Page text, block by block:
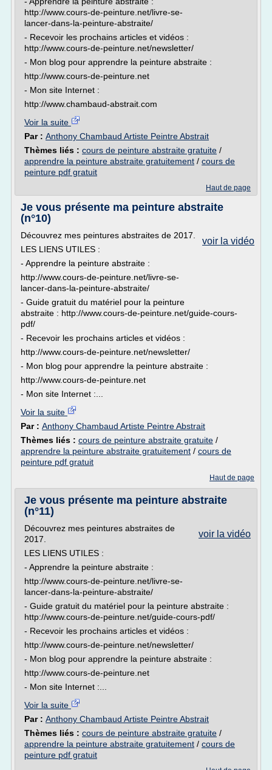
http://www.cours-de-peinture.net/livre-se-
lancer-dans-la-peinture-abstraite/
- Recevoir les prochains articles et vidéos :
http://www.cours-de-peinture.net/newsletter/
- Mon blog pour apprendre la peinture abstraite :
http://www.cours-de-peinture.net
- Mon site Internet :
http://www.chambaud-abstrait.com
Voir la suite
Par : Anthony Chambaud Artiste Peintre Abstrait
Thèmes liés : cours de peinture abstraite gratuite /
apprendre la peinture abstraite gratuitement / cours de
peinture pdf gratuit
Haut de page
Je vous présente ma peinture abstraite
(n°10)
voir la vidéo
Découvrez mes peintures abstraites de 2017.
LES LIENS UTILES :
- Apprendre la peinture abstraite :
http://www.cours-de-peinture.net/livre-se-
lancer-dans-la-peinture-abstraite/
- Guide gratuit du matériel pour la peinture
abstraite : http://www.cours-de-peinture.net/guide-cours-
pdf/
- Recevoir les prochains articles et vidéos :
http://www.cours-de-peinture.net/newsletter/
- Mon blog pour apprendre la peinture abstraite :
http://www.cours-de-peinture.net
- Mon site Internet :...
Voir la suite
Par : Anthony Chambaud Artiste Peintre Abstrait
Thèmes liés : cours de peinture abstraite gratuite /
apprendre la peinture abstraite gratuitement / cours de
peinture pdf gratuit
Haut de page
Je vous présente ma peinture abstraite
(n°11)
voir la vidéo
Découvrez mes peintures abstraites de
2017.
LES LIENS UTILES :
- Apprendre la peinture abstraite :
http://www.cours-de-peinture.net/livre-se-
lancer-dans-la-peinture-abstraite/
- Guide gratuit du matériel pour la peinture abstraite :
http://www.cours-de-peinture.net/guide-cours-pdf/
- Recevoir les prochains articles et vidéos :
http://www.cours-de-peinture.net/newsletter/
- Mon blog pour apprendre la peinture abstraite :
http://www.cours-de-peinture.net
- Mon site Internet :...
Voir la suite
Par : Anthony Chambaud Artiste Peintre Abstrait
Thèmes liés : cours de peinture abstraite gratuite /
apprendre la peinture abstraite gratuitement / cours de
peinture pdf gratuit